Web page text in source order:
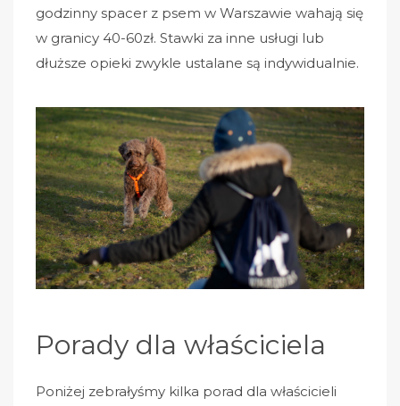
godzinny spacer z psem w Warszawie wahają się
w granicy 40-60zł. Stawki za inne usługi lub
dłuższe opieki zwykle ustalane są indywidualnie.
Porady dla właściciela
Poniżej zebrałyśmy kilka porad dla właścicieli